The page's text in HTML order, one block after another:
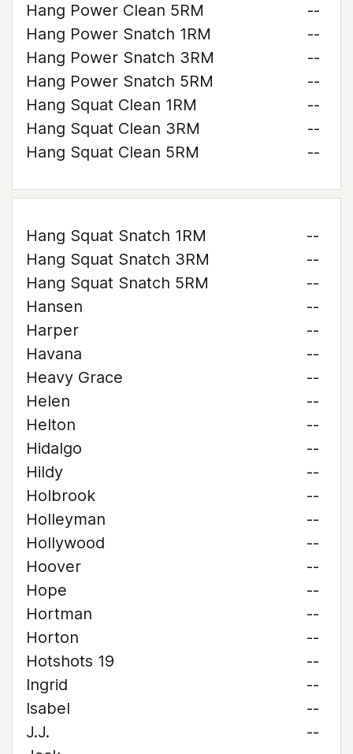
Hang Power Clean 5RM
--
Hang Power Snatch 1RM
--
Hang Power Snatch 3RM
--
Hang Power Snatch 5RM
--
Hang Squat Clean 1RM
--
Hang Squat Clean 3RM
--
Hang Squat Clean 5RM
--
Hang Squat Snatch 1RM
--
Hang Squat Snatch 3RM
--
Hang Squat Snatch 5RM
--
Hansen
--
Harper
--
Havana
--
Heavy Grace
--
Helen
--
Helton
--
Hidalgo
--
Hildy
--
Holbrook
--
Holleyman
--
Hollywood
--
Hoover
--
Hope
--
Hortman
--
Horton
--
Hotshots 19
--
Ingrid
--
Isabel
--
J.J.
--